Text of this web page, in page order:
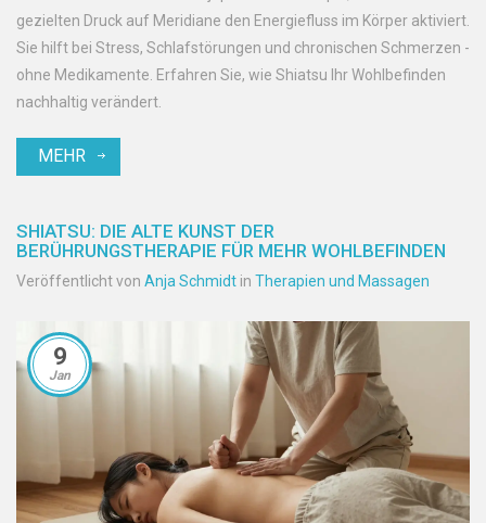
gezielten Druck auf Meridiane den Energiefluss im Körper aktiviert.
Sie hilft bei Stress, Schlafstörungen und chronischen Schmerzen -
ohne Medikamente. Erfahren Sie, wie Shiatsu Ihr Wohlbefinden
nachhaltig verändert.
MEHR
SHIATSU: DIE ALTE KUNST DER
BERÜHRUNGSTHERAPIE FÜR MEHR WOHLBEFINDEN
Veröffentlicht von Anja Schmidt in Therapien und Massagen
9
Jan